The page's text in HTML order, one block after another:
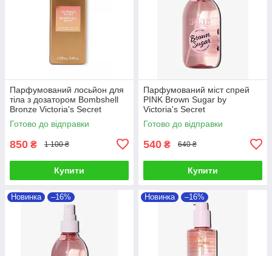
Парфумований лосьйон для
тіла з дозатором Bombshell
Bronze Victoria's Secret
Готово до відправки
850 ₴ 1 100 ₴
Купити
Парфумований міст спрей
PINK Brown Sugar by
Victoria's Secret
Готово до відправки
540 ₴ 640 ₴
Купити
Новинка –16% Новинка –16%